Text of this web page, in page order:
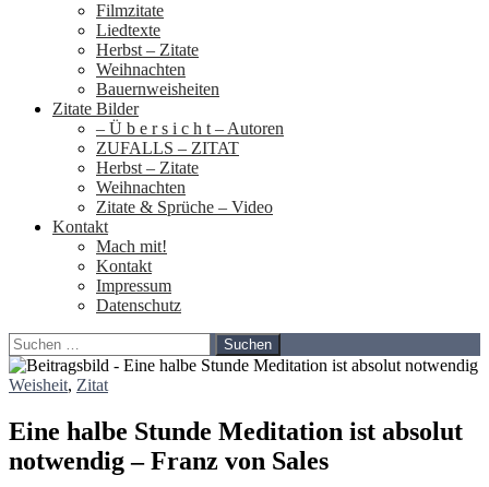
Filmzitate
Liedtexte
Herbst – Zitate
Weihnachten
Bauernweisheiten
Zitate Bilder
– Ü b e r s i c h t – Autoren
ZUFALLS – ZITAT
Herbst – Zitate
Weihnachten
Zitate & Sprüche – Video
Kontakt
Mach mit!
Kontakt
Impressum
Datenschutz
Suchen
nach:
Weisheit, Zitat
Eine halbe Stunde Meditation ist absolut
notwendig – Franz von Sales